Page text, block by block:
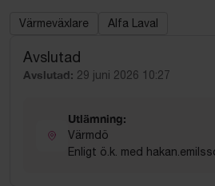
Värmeväxlare Alfa Laval
Avslutad
Avslutad: 29 juni 2026 10:27
Utlämning:
Värmdö
Enligt ö.k. med